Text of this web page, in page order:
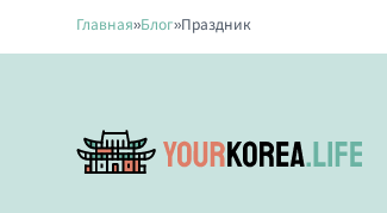
Главная»Блог»Праздник